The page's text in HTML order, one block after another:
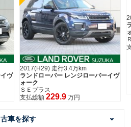
ヴ
2017(H29) 走行3.4万km
ランドローバー レンジローバーイヴ
ォーク
ＳＥプラス
支払総額 229.9 万円
車を探す